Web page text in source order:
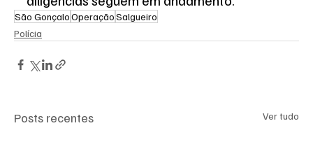
São GonçaloOperaçãoSalgueiro
Polícia
Posts recentes Ver tudo